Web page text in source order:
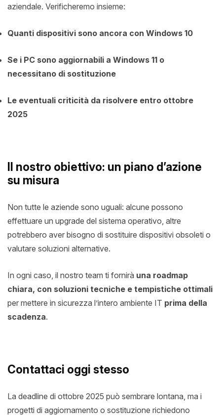
aziendale. Verificheremo insieme:
Quanti dispositivi sono ancora con Windows 10
Se i PC sono aggiornabili a Windows 11 o
necessitano di sostituzione
Le eventuali criticità da risolvere entro ottobre
2025
Il nostro obiettivo: un piano d’azione
su misura
Non tutte le aziende sono uguali: alcune possono
effettuare un upgrade del sistema operativo, altre
potrebbero aver bisogno di sostituire dispositivi obsoleti o
valutare soluzioni alternative.
In ogni caso, il nostro team ti fornirà una roadmap
chiara, con soluzioni tecniche e tempistiche ottimali
per mettere in sicurezza l’intero ambiente IT prima della
scadenza.
Contattaci oggi stesso
La deadline di ottobre 2025 può sembrare lontana, ma i
progetti di aggiornamento o sostituzione richiedono